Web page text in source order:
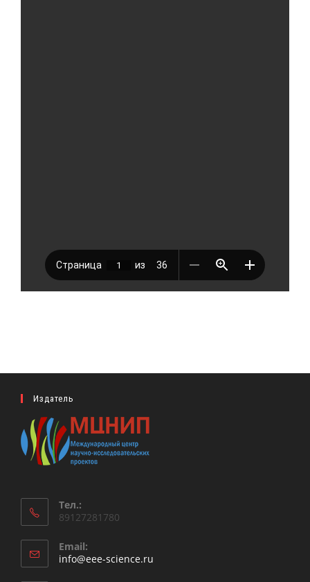
Издатель
Тел.:
89127281780
Email:
info@eee-science.ru